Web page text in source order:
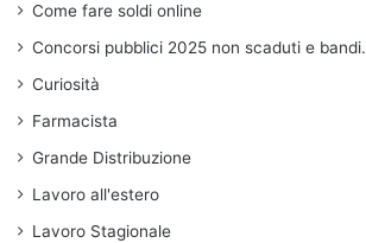
Come fare soldi online
Concorsi pubblici 2025 non scaduti e bandi.
Curiosità
Farmacista
Grande Distribuzione
Lavoro all'estero
Lavoro Stagionale